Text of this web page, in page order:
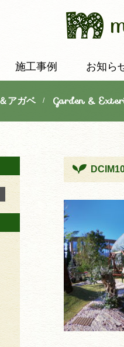
施工事例 お知ら
アガベ/Garden &